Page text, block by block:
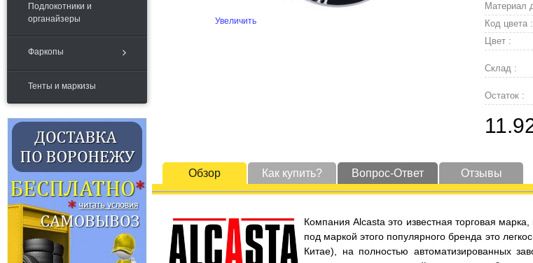
Подлокотники и
органайзеры
Фаркопы
Тенты и маркизы
Увеличить
Материал
Код цвета :
Цвет :
Склад :
Остаток :
Обзор Как купить? Вопрос-Ответ Отзывы
Компания Alcasta это известная торговая
под маркой этого популярного бренда это
Китае), на полностью автоматизированных